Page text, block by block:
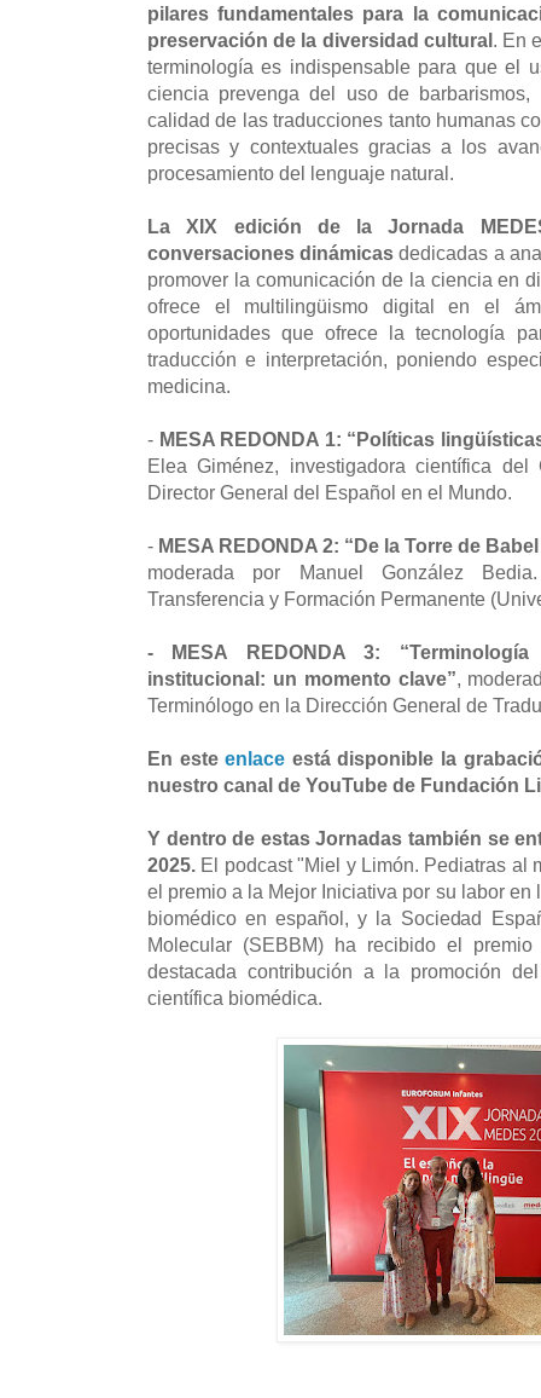
pilares fundamentales para la
preservación de la diversidad cultural. En
terminología es indispensable para que el
ciencia prevenga del uso de
calidad de las traducciones tanto humanas
precisas y contextuales gracias a los
procesamiento del lenguaje natural.
La XIX edición de la Jornada
conversaciones dinámicas dedicadas a
promover la comunicación de la ciencia en
ofrece el multilingüismo digital en el
oportunidades que ofrece la tecnología
traducción e interpretación, poniendo
medicina.
- MESA REDONDA 1: “Políticas
Elea Giménez, investigadora científica
Director General del Español en el Mundo.
- MESA REDONDA 2: “De la Torre de
moderada por Manuel González
Transferencia y Formación Permanente
- MESA REDONDA 3:
institucional: un momento clave”,
Terminólogo en la Dirección General de
En esteenlace está disponible la
nuestro canal de YouTube de Fundación
Y dentro de estas Jornadas también se
2025. El podcast "Miel y Limón. Pediatras al
el premio a la Mejor Iniciativa por su labor
biomédico en español, y la Sociedad
Molecular (SEBBM) ha recibido el
destacada contribución a la promoción
científica biomédica.